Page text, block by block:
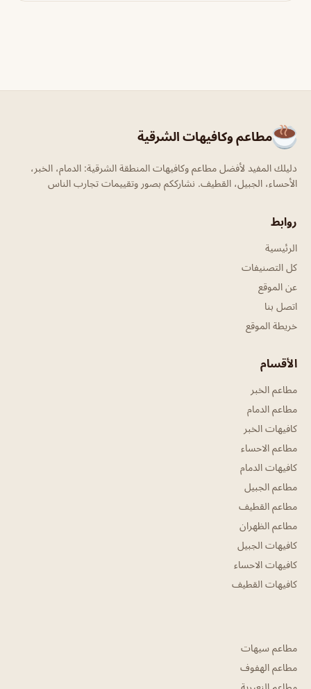
مطاعم وكافيهات الشرقية
دليلك المفيد لأفضل مطاعم وكافيهات المنطقة الشرقية: الدمام، الخبر،
الأحساء، الجبيل، القطيف. نشارككم بصور وتقييمات تجارب الناس
روابط
الرئيسية
كل التصنيفات
عن الموقع
اتصل بنا
خريطة الموقع
الأقسام
مطاعم الخبر
مطاعم الدمام
كافيهات الخبر
مطاعم الاحساء
كافيهات الدمام
مطاعم الجبيل
مطاعم القطيف
مطاعم الظهران
كافيهات الجبيل
كافيهات الاحساء
كافيهات القطيف
مطاعم سيهات
مطاعم الهفوف